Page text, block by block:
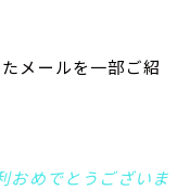
メールを一部ご紹
おめでとうございま